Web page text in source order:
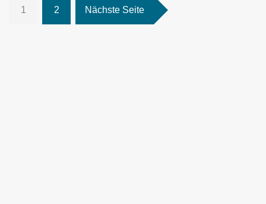
1 2 Nächste Seite